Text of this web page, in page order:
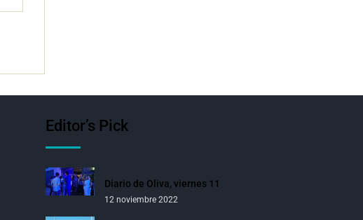
Editor’s Pick
Diario de Oliva, viernes 11
12 noviembre 2022